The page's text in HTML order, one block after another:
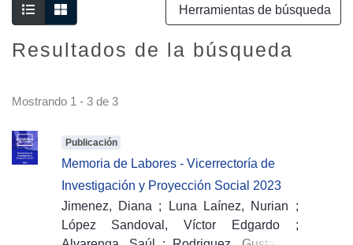
Herramientas de búsqueda
Resultados de la búsqueda
Mostrando 1 - 3 de 3
Publicación
Memoria de Labores - Vicerrectoría de
Investigación y Proyección Social 2023
Jimenez, Diana ; Luna Laínez, Nurian
;
López Sandoval, Víctor Edgardo
;